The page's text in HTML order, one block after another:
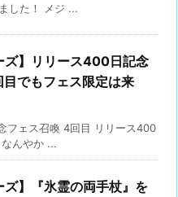
した！ メジ ...
ズ】リリース400日記念
でもフェス限定は来
フェス召喚 4回目 リリース400
んやか ...
ズ】『氷霊の両手杖』を